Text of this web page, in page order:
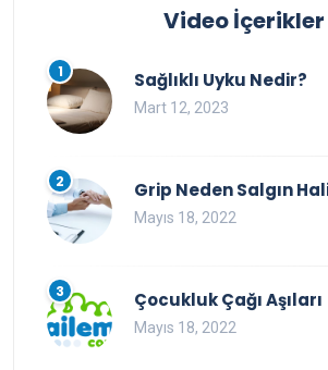
Video İçerikler
1 Sağlıklı Uyku Nedir?
Mart 12, 2023
2 Grip Neden Salgın
Mayıs 18, 2022
3 Çocukluk Çağı Aşıları
Mayıs 18, 2022